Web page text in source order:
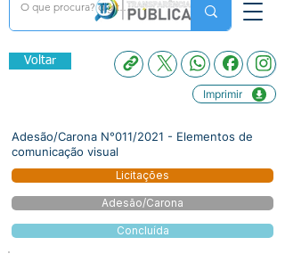
Voltar
Imprimir
Adesão/Carona N°011/2021 - Elementos de
comunicação visual
Licitações
Adesão/Carona
Concluída